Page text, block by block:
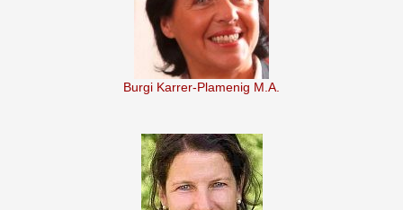
Burgi Karrer-Plamenig M.A.